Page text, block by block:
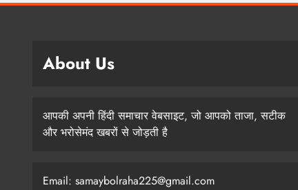
About Us
आपकी अपनी हिंदी समाचार वेबसाइट, जो आपको ताजा, सटीक
और भरोसेमंद खबरों से जोड़ती है
Email: samaybolraha225@gmail.com